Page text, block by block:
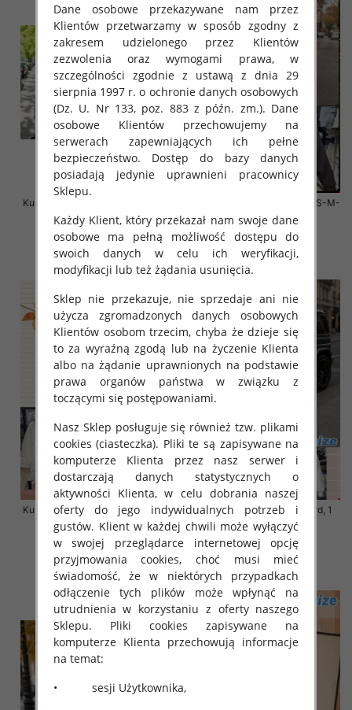
Kurtki damskie zimowe Roz S-M-
L, 1 Kolor Paczka 3 szt
135.00 zł
szczegóły
Kurtki damskie zimowe Roz S-M-
L, 1 Kolor Paczka 4 szt
135.00 zł
szczegóły
Kurtki damskie zimowe Roz S-M-
L, 1 Kolor Paczka 3 szt
120.00 zł
szczegóły
Kurtka alpaka Roz Standard, 1
Kolor Paczka 3 szt
135.00 zł
szczegóły
Dane osobowe przekazywane nam przez
Klientów przetwarzamy w sposób zgodny z
zakresem udzielonego przez Klientów
zezwolenia oraz wymogami prawa, w
szczególności zgodnie z ustawą z dnia 29
sierpnia 1997 r. o ochronie danych osobowych
(Dz. U. Nr 133, poz. 883 z późn. zm.). Dane
osobowe Klientów przechowujemy na
serwerach zapewniających ich pełne
bezpieczeństwo. Dostęp do bazy danych
posiadają jedynie uprawnieni pracownicy
Sklepu.
Każdy Klient, który przekazał nam swoje dane
osobowe ma pełną możliwość dostępu do
swoich danych w celu ich weryfikacji,
modyfikacji lub też żądania usunięcia.
Sklep nie przekazuje, nie sprzedaje ani nie
użycza zgromadzonych danych osobowych
Klientów osobom trzecim, chyba że dzieje się
to za wyraźną zgodą lub na życzenie Klienta
albo na żądanie uprawnionych na podstawie
prawa organów państwa w związku z
toczącymi się postępowaniami.
Nasz Sklep posługuje się również tzw. plikami
cookies (ciasteczka). Pliki te są zapisywane na
komputerze Klienta przez nasz serwer i
dostarczają danych statystycznych o
aktywności Klienta, w celu dobrania naszej
oferty do jego indywidualnych potrzeb i
gustów. Klient w każdej chwili może wyłączyć
w swojej przeglądarce internetowej opcję
przyjmowania cookies, choć musi mieć
świadomość, że w niektórych przypadkach
odłączenie tych plików może wpłynąć na
utrudnienia w korzystaniu z oferty naszego
Sklepu. Pliki cookies zapisywane na
komputerze Klienta przechowują informacje
na temat:
• sesji Użytkownika,